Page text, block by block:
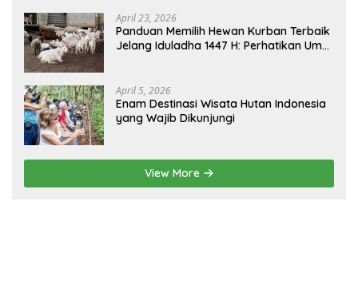
April 23, 2026
Panduan Memilih Hewan Kurban Terbaik
Jelang Iduladha 1447 H: Perhatikan Umur
April 5, 2026
Enam Destinasi Wisata Hutan Indonesia
yang Wajib Dikunjungi
View More